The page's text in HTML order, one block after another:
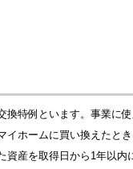
特例といます。事業に
ホームに買い換えたと
産を取得日から1年以